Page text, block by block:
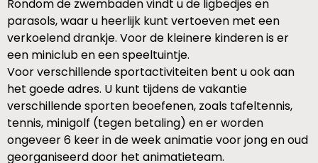
Rondom de zwembaden vindt u de ligbedjes en
parasols, waar u heerlijk kunt vertoeven met een
verkoelend drankje. Voor de kleinere kinderen is er
een miniclub en een speeltuintje.
Voor verschillende sportactiviteiten bent u ook aan
het goede adres. U kunt tijdens de vakantie
verschillende sporten beoefenen, zoals tafeltennis,
tennis, minigolf (tegen betaling) en er worden
ongeveer 6 keer in de week animatie voor jong en oud
georganiseerd door het animatieteam.